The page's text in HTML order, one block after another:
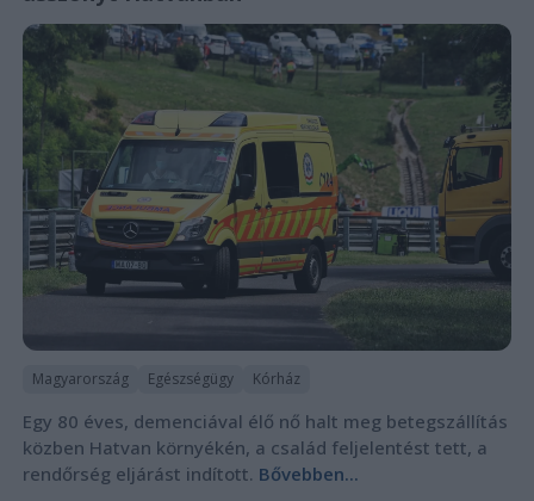
Magyarország Egészségügy Kórház
Egy 80 éves, demenciával élő nő halt meg betegszállítás
közben Hatvan környékén, a család feljelentést tett, a
rendőrség eljárást indított. Bővebben...